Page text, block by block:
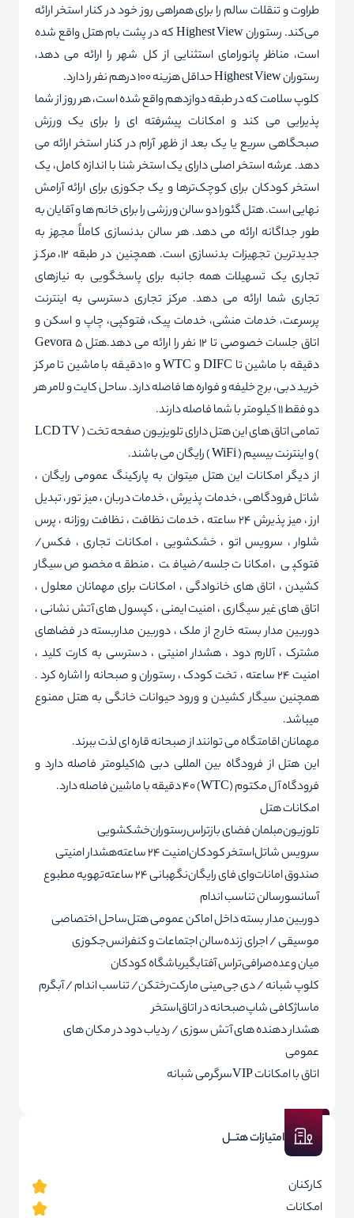
طراوت و تنقلات سالم را برای همراهی روز خود در کنار استخر ارائه
می‌کند. رستوران Highest View که در پشت بام هتل واقع شده
است، مناظر پانورامای استثنایی از کل شهر را ارائه می دهد،
رستوران Highest View حداقل هزینه 100 درهم نفر را دارد.
کلوپ سلامت که در طبقه دوازدهم واقع شده است، هر روز از شما
پذیرایی می کند و امکانات پیشرفته ای را برای یک ورزش
صبحگاهی سریع یا یک بعد از ظهر آرام در کنار استخر ارائه می
دهد. عرشه استخر اصلی دارای یک استخر شنا با اندازه کامل، یک
استخر کودکان برای کوچک‌ترها و یک جکوزی برای ارائه آرامش
نهایی است. هتل گئورا دو سالن ورزشی را برای خانم ها و آقایان به
طور جداگانه ارائه می دهد. هر سالن بدنسازی کاملاً مجهز به
جدیدترین تجهیزات بدنسازی است. همچنین در طبقه 12، مرکز
تجاری یک تسهیلات همه جانبه برای پاسخگویی به نیازهای
تجاری شما ارائه می دهد. مرکز تجاری دسترسی به اینترنت
پرسرعت، خدمات منشی، خدمات پیک، فتوکپی، چاپ و اسکن و
اتاق جلسات خصوصی تا 12 نفر را ارائه می دهد.هتل Gevora 5
دقیقه با ماشین تا DIFC و WTC و 10 دقیقه با ماشین تا مرکز
خرید دبی، برج خلیفه و فواره ها فاصله دارد. ساحل کایت و لامر هر
دو فقط 11 کیلومتر با شما فاصله دارند.
تمامی اتاق های این هتل دارای تلویزیون صفحه تخت ( LCD TV
) و اینترنت بیسیم ( WiFi ) رایگان می باشند.
از دیگر امکانات این هتل میتوان به پارکینگ عمومی رایگان ،
شاتل فرودگاهی ، خدمات پذیرش ، خدمات دربان ، میز تور ، تبدیل
ارز ، میز پذیرش 24 ساعته ، خدمات نظافت ، نظافت روزانه ، پرس
شلوار ، سرویس اتو ، خشکشویی ، امکانات تجاری ، فکس/
فتوکپی ، امکانات جلسه/ضیافت ، منطقه مخصوص سیگار
کشیدن ، اتاق های خانوادگی ، امکانات برای مهمانان معلول ،
اتاق های غیر سیگاری ، امنیت ایمنی ، کپسول های آتش نشانی ،
دوربین مدار بسته خارج از ملک ، دوربین مداربسته در فضاهای
مشترک ، آلارم دود ، هشدار امنیتی ، دسترسی به کارت کلید ،
امنیت 24 ساعته ، تخت کودک ، رستوران و صبحانه را اشاره کرد .
همچنین سیگار کشیدن و ورود حیوانات خانگی به هتل ممنوع
میباشد.
مهمانان اقامتگاه می توانند از صبحانه قاره ای لذت ببرند.
این هتل از فرودگاه بین المللی دبی 15کیلومتر فاصله دارد و
فرودگاه آل مکتوم (WTC) 40 دقیقه با ماشین فاصله دارد.
امکانات هتل
تلوزیونمبلمان فضای بازتراسرستورانخشکشویی
سرویس شاتلاستخر کودکانامنیت 24 ساعته
هشدار امنیتی
صندوق اماناتوای فای رایگاننگهبانی 24 ساعته
تهویه مطبوع
آسانسورسالن تناسب اندام
دوربین مدار بسته داخل اماکن عمومی هتلساحل اختصاصی
موسیقی / اجرای زندهسالن اجتماعات و کنفرانسجکوزی
میان وعدهصرافیتراس آفتابگیرباشگاه کودکان
کلوپ شبانه / دی جیمینی مارکترختکن/ تناسب اندام / آبگرم
ماساژکافی شاپصبحانه در اتاقاستخر
هشدار دهنده های آتش سوزی / ردیاب دود در مکان های
عمومی
اتاق با امکانات VIP
سرگرمی شبانه
امتیازات هتــل
کارکنان
امکانات